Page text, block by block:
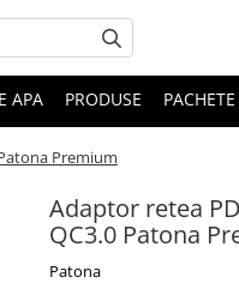
APA PRODUSE
Premium
Adaptor retea
QC3.0 Patona
Patona